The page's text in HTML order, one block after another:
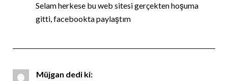
Selam herkese bu web sitesi gerçekten hoşuma
gitti, facebookta paylaştım
Müjgan dedi ki: